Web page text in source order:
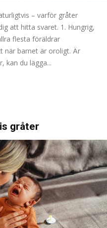
– varför gråter
att hitta svaret. 1. Hungrig,
flesta föräldrar
när barnet är oroligt. Är
kan du lägga...
gråter